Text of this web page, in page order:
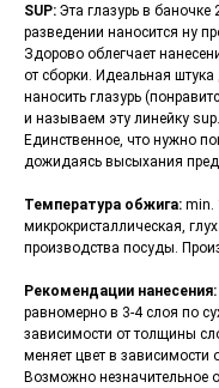
SUP: Эта глазурь в
разведении наносится ну
Здорово облегчает
от сборки. Идеальная
наносить глазурь
и называем эту линейку sup.
Единственное, что нужно
дожидаясь высыхания
Температура обжига: min.
микрокристаллическая,
производства посуды.
Рекомендации нанесения:
равномерно в 3-4 слоя по
зависимости от толщины
меняет цвет в зависимости
Возможно незначительное